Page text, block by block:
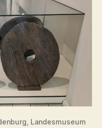
Landesmuseum